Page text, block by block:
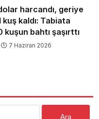
harcandı, geriye
kuş kaldı: Tabiata
kuşun bahtı şaşırttı
7 Haziran 2026